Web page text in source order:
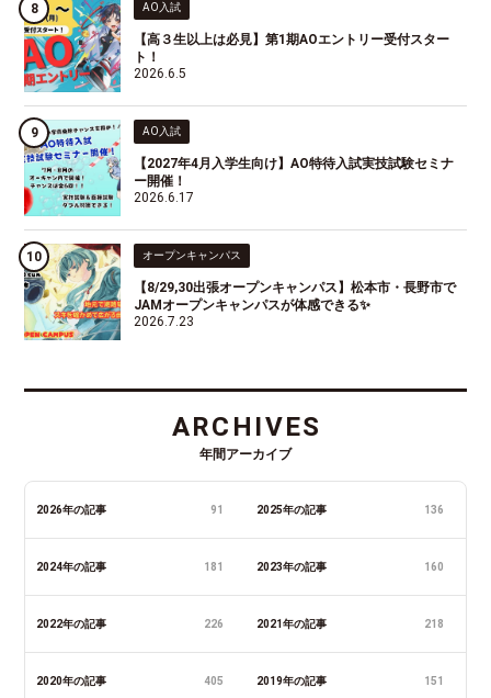
AO入試
【高３生以上は必見】第1期AOエントリー受付スター
ト！
2026.6.5
AO入試
【2027年4月入学生向け】AO特待入試実技試験セミナ
ー開催！
2026.6.17
オープンキャンパス
【8/29,30出張オープンキャンパス】松本市・長野市で
JAMオープンキャンパスが体感できる✨
2026.7.23
ARCHIVES
年間アーカイブ
2026年の記事 91 2025年の記事 136
2024年の記事 181 2023年の記事 160
2022年の記事 226 2021年の記事 218
2020年の記事 405 2019年の記事 151